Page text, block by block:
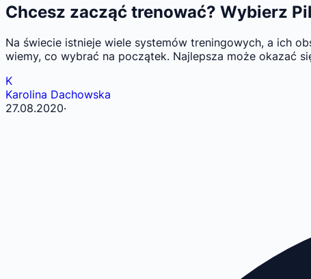
Chcesz zacząć trenować? Wybierz
Na świecie istnieje wiele systemów treningowych, a ich
wiemy, co wybrać na początek. Najlepsza może okazać
K
Karolina Dachowska
27.08.2020·